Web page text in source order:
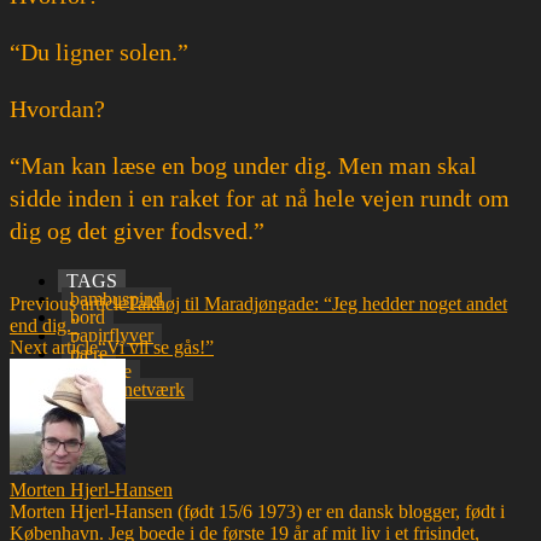
“Du ligner solen.”
Hvordan?
“Man kan læse en bog under dig. Men man skal
sidde inden i en raket for at nå hele vejen rundt om
dig og det giver fodsved.”
TAGS
bambuspind
bord
papirflyver
pære
selvlede
socialt netværk
solen
Previous articleTakhøj til Maradjøngade: “Jeg hedder noget andet
end dig.”
Next article“Vi vil se gås!”
Morten Hjerl-Hansen
Morten Hjerl-Hansen (født 15/6 1973) er en dansk blogger, født i
København. Jeg boede i de første 19 år af mit liv i et frisindet,